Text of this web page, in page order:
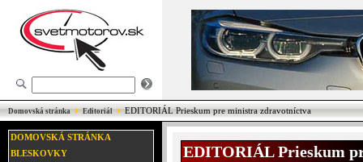
Domovská stránka Editoriál EDITORIÁL Prieskum pre ministra zdravotníctva
DOMOVSKÁ STRÁNKA
BLESKOVKY
EDITORIÁL Prieskum